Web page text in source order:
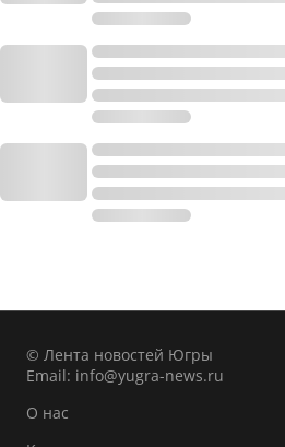
© Лента новостей Югры
Email: info@yugra-news.ru
О нас